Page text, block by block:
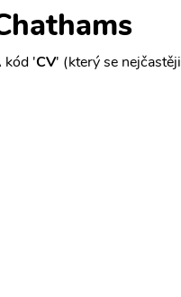
kód 'CV' (který se nejčastěji